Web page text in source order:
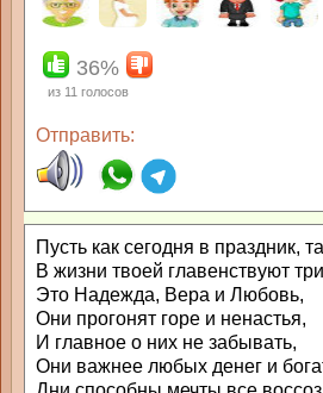
36%
из 11 голосов
Отправить:
Пусть как сегодня в праздник,
В жизни твоей главенствуют
Это Надежда, Вера и Любовь,
Они прогонят горе и ненастья,
И главное о них не забывать,
Они важнее любых денег и